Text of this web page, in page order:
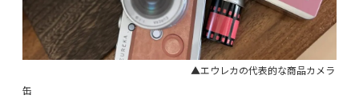
▲エウレカの代表的な商品カメラ
缶